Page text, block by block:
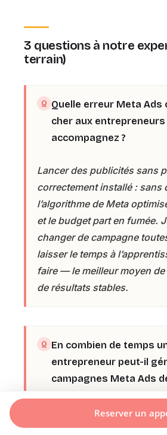
Reserver un
3 questions à notre
terrain)
Quelle erreur Meta Ads
cher aux entrepreneurs
accompagnez ?
Lancer des publicités sans
correctement installé : sans
l’algorithme de Meta
et le budget part en fumée.
changer de campagne
laisser le temps à
faire — le meilleur moyen de
de résultats stables.
En combien de temps
entrepreneur peut-il
campagnes Meta Ads
Pour lancer et suivre seul